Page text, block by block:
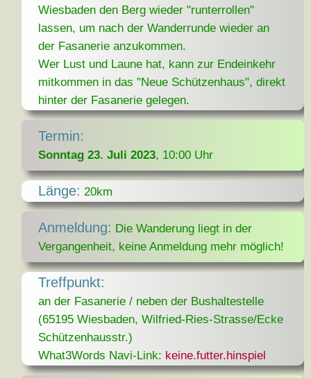
Wiesbaden den Berg wieder "runterrollen"
lassen, um nach der Wanderrunde wieder an
der Fasanerie anzukommen.
Wer Lust und Laune hat, kann zur Endeinkehr
mitkommen in das "Neue Schützenhaus", direkt
hinter der Fasanerie gelegen.
Termin:
Sonntag 23. Juli 2023, 10:00 Uhr
Länge: 20km
Anmeldung: Die Wanderung liegt in der
Vergangenheit, keine Anmeldung mehr möglich!
Treffpunkt:
an der Fasanerie / neben der Bushaltestelle
(65195 Wiesbaden, Wilfried-Ries-Strasse/Ecke
Schützenhausstr.)
What3Words Navi-Link: keine.futter.hinspiel